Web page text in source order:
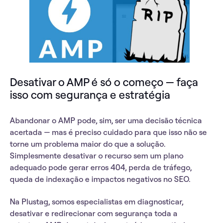
Desativar o AMP é só o começo — faça
isso com segurança e estratégia
Abandonar o AMP pode, sim, ser uma decisão técnica
acertada — mas é preciso cuidado para que isso não se
torne um problema maior do que a solução.
Simplesmente desativar o recurso sem um plano
adequado pode gerar erros 404, perda de tráfego,
queda de indexação e impactos negativos no SEO.
Na Plustag, somos especialistas em diagnosticar,
desativar e redirecionar com segurança toda a